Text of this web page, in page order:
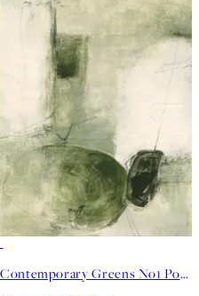
Contemporary Greens No1 Poster